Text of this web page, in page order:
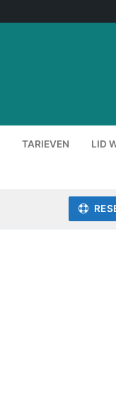
TARIEVEN LID